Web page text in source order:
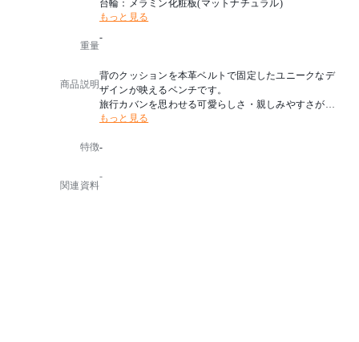
台輪：メラミン化粧板(マットナチュラル)
もっと見る
重量
-
商品説明
背のクッションを本革ベルトで固定したユニークなデ
ザインが映えるベンチです。
旅行カバンを思わせる可愛らしさ・親しみやすさが、
温かみのあるナチュラルな台輪と合わさり、その場所
背クッションがセパレートになっていることで、自然
デザインです。
もっと見る
特徴-
関連資料
-